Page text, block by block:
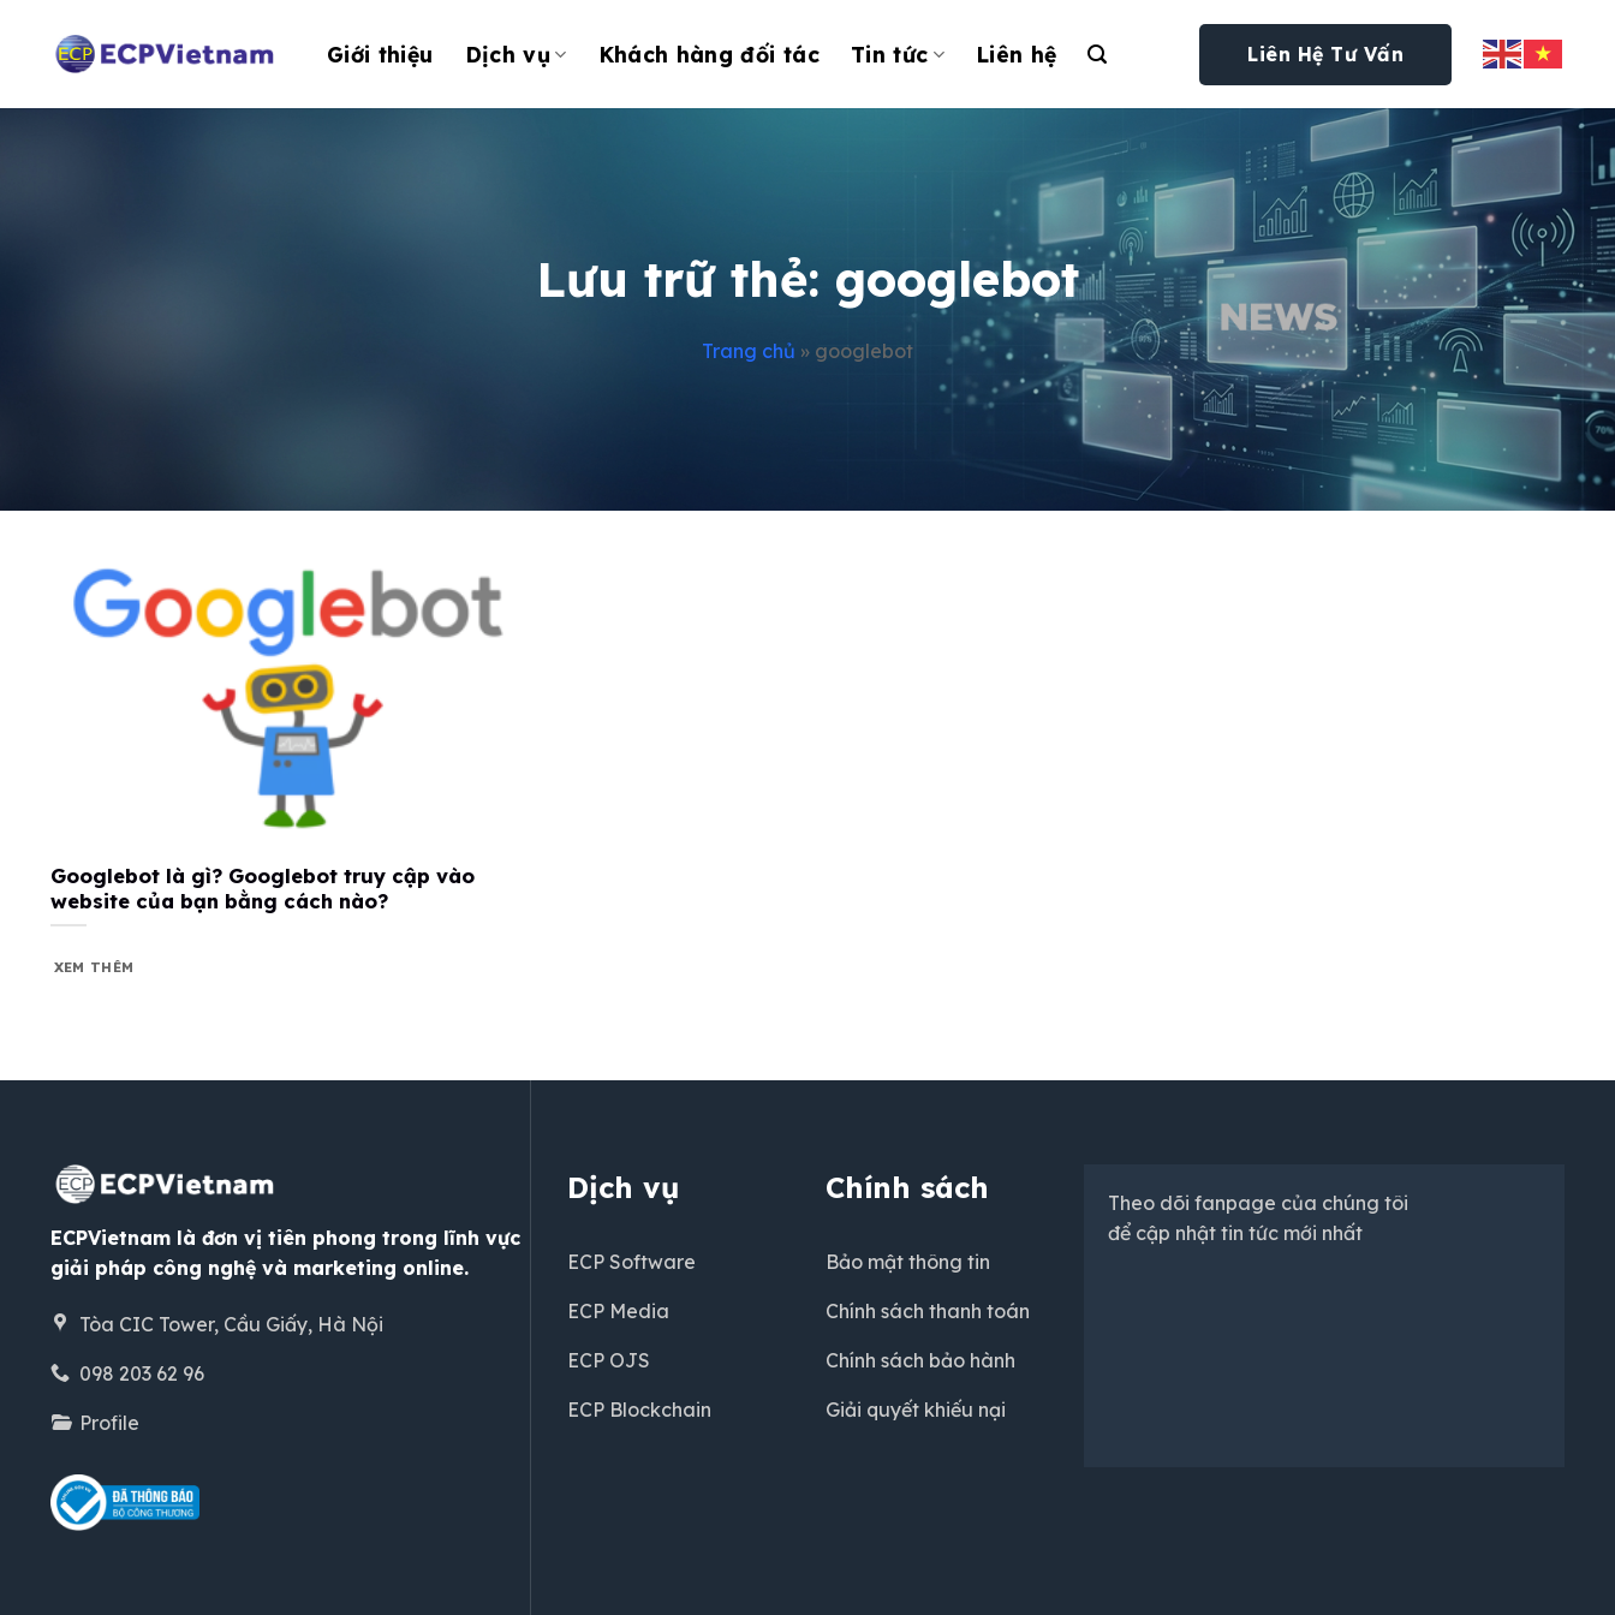
dung
Giới thiệu Dịch vụ Khách hàng đối tác Tin tức Liên hệ Liên Hệ Tư Vấn
Lưu trữ thẻ: googlebot
Trang chủ » googlebot
Googlebot là gì? Googlebot truy cập vào
website của bạn bằng cách nào?
XEM THÊM
ECPVietnam là đơn vị tiên phong trong lĩnh vực
giải pháp công nghệ và marketing online.
Tòa CIC Tower, Cầu Giấy, Hà Nội
098 203 62 96
Profile
Dịch vụ
ECP Software
ECP Media
ECP OJS
ECP Blockchain
Chính sách
Bảo mật thông tin
Chính sách thanh toán
Chính sách bảo hành
Giải quyết khiếu nại
Theo dõi fanpage của chúng tôi
để cập nhật tin tức mới nhất